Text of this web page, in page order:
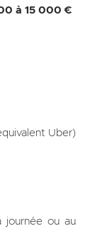
à 15 000 €
Uber)
journée ou au